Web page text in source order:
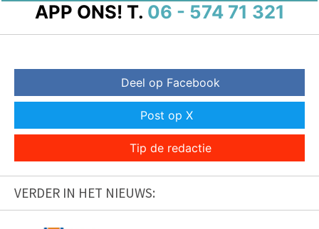
APP ONS! T. 06 - 574 71 321
Deel op Facebook
Post op X
Tip de redactie
VERDER IN HET NIEUWS: